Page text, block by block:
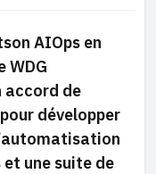
AIOps en
WDG
accord de
développer
une suite de